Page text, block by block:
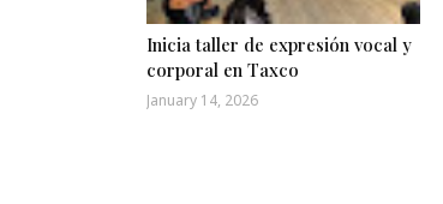
Inicia taller de expresión vocal y
corporal en Taxco
January 14, 2026